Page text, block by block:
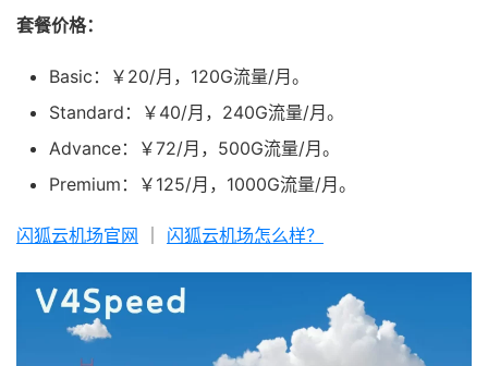
套餐价格：
Basic：￥20/月，120G流量/月。
Standard：￥40/月，240G流量/月。
Advance：￥72/月，500G流量/月。
Premium：￥125/月，1000G流量/月。
闪狐云机场官网 闪狐云机场怎么样？